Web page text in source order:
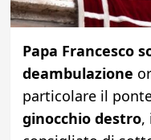
Papa Francesco
deambulazione
particolare il
ginocchio destro,